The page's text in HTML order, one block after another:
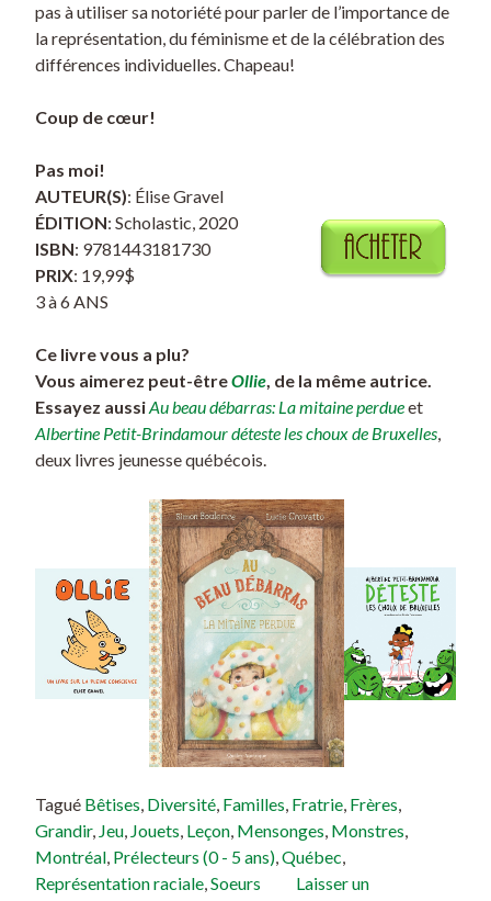
pas à utiliser sa notoriété pour parler de l’importance de
la représentation, du féminisme et de la célébration des
différences individuelles. Chapeau!
Coup de cœur!
Pas moi!
AUTEUR(S): Élise Gravel
ÉDITION: Scholastic, 2020
ISBN: 9781443181730
PRIX: 19,99$
3 à 6 ANS
Ce livre vous a plu?
Vous aimerez peut-êtreOllie, de la même autrice.
Essayez aussiAu beau débarras: La mitaine perdueet
Albertine Petit-Brindamour déteste les choux de Bruxelles,
deux livres jeunesse québécois.
Tagué Bêtises, Diversité, Familles, Fratrie, Frères,
Grandir, Jeu, Jouets, Leçon, Mensonges, Monstres,
Montréal, Prélecteurs (0 - 5 ans),Québec,
Représentation raciale,Soeurs
Laisser un